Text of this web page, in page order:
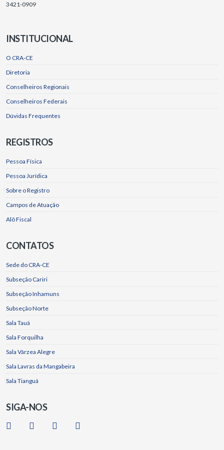
3421-0909
INSTITUCIONAL
O CRA-CE
Diretoria
Conselheiros Regionais
Conselheiros Federais
Dúvidas Frequentes
REGISTROS
Pessoa Física
Pessoa Jurídica
Sobre o Registro
Campos de Atuação
Alô Fiscal
CONTATOS
Sede do CRA-CE
Subseção Cariri
Subseção Inhamuns
Subseção Norte
Sala Tauá
Sala Forquilha
Sala Várzea Alegre
Sala Lavras da Mangabeira
Sala Tianguá
SIGA-NOS